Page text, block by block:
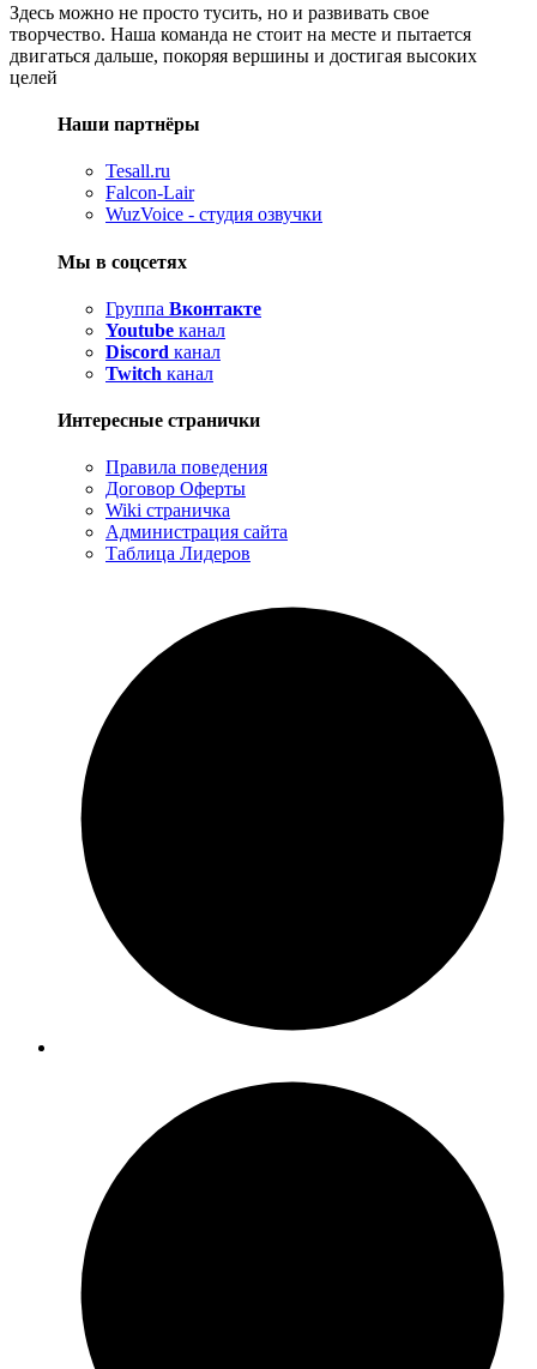
Здесь можно не просто тусить, но и развивать свое
творчество. Наша команда не стоит на месте и пытается
двигаться дальше, покоряя вершины и достигая высоких
целей
Наши партнёры
Tesall.ru
Falcon-Lair
WuzVoice - студия озвучки
Мы в соцсетях
Группа Вконтакте
Youtube канал
Discord канал
Twitch канал
Интересные странички
Правила поведения
Договор Оферты
Wiki страничка
Администрация сайта
Таблица Лидеров